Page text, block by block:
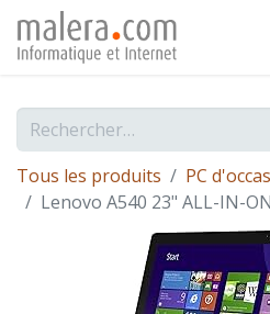
Tous les produits
PC
Lenovo A540 23" ALL-IN-